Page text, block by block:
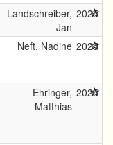
Landschreiber,
Jan
2025
Neft, Nadine 2025
Ehringer,
Matthias
2025